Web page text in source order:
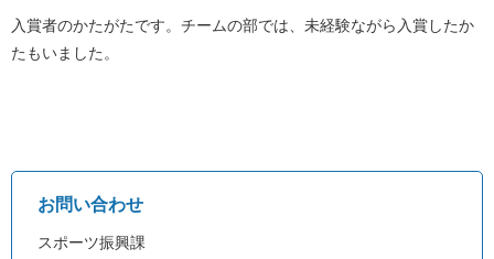
入賞者のかたがたです。チームの部では、未経験ながら入賞したか
たもいました。
お問い合わせ
スポーツ振興課